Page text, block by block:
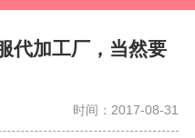
代加工厂，当然要
时间：2017-08-31